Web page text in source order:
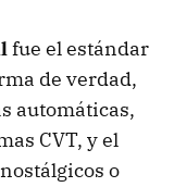
fue el estándar
de verdad,
automáticas,
CVT, y el
o